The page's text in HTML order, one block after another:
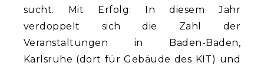
sucht. Mit Erfolg: In diesem Jahr
verdoppelt sich die Zahl der
Veranstaltungen in Baden-Baden,
Karlsruhe (dort für Gebäude des KIT) und